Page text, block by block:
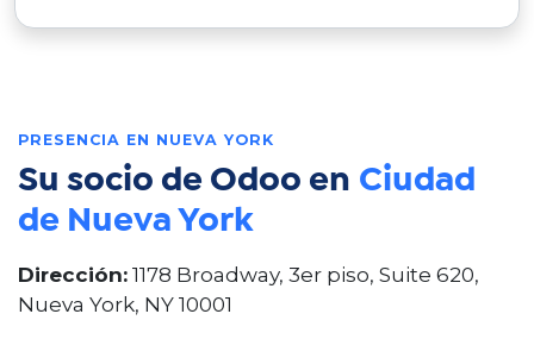
PRESENCIA EN NUEVA YORK
Su socio de Odoo en Ciudad
de Nueva York
Dirección: 1178 Broadway, 3er piso, Suite 620,
Nueva York, NY 10001